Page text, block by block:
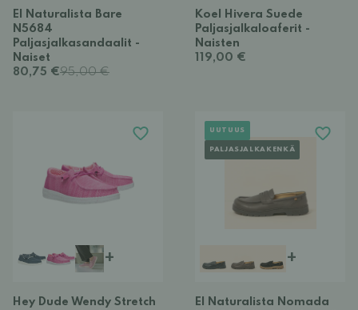
El Naturalista Bare
N5684
Paljasjalkasandaalit -
Naiset
80,75 €95,00 €
Koel Hivera Suede
Paljasjalkaloaferit -
Naisten
119,00 €
+
Hey Dude Wendy Stretch
+
UUTUUS
PALJASJALKAKENKÄ
El Naturalista Nomada